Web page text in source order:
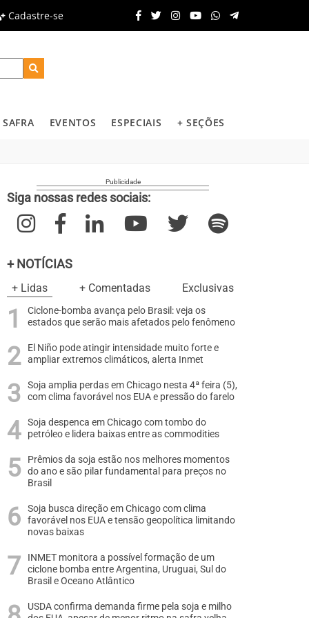
Cadastre-se
SAFRA EVENTOS ESPECIAIS + SEÇÕES
Siga nossas redes sociais:
+ NOTÍCIAS
+ Lidas + Comentadas Exclusivas
Ciclone-bomba avança pelo Brasil: veja os
estados que serão mais afetados pelo fenômeno
El Niño pode atingir intensidade muito forte e
ampliar extremos climáticos, alerta Inmet
Soja amplia perdas em Chicago nesta 4ª feira (5),
com clima favorável nos EUA e pressão do farelo
Soja despenca em Chicago com tombo do
petróleo e lidera baixas entre as commodities
Prêmios da soja estão nos melhores momentos
do ano e são pilar fundamental para preços no
Brasil
Soja busca direção em Chicago com clima
favorável nos EUA e tensão geopolítica limitando
novas baixas
INMET monitora a possível formação de um
ciclone bomba entre Argentina, Uruguai, Sul do
Brasil e Oceano Atlântico
USDA confirma demanda firme pela soja e milho